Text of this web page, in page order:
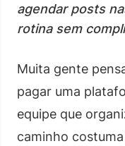
agendar posts
rotina sem
Muita gente
pagar uma
equipe que
caminho